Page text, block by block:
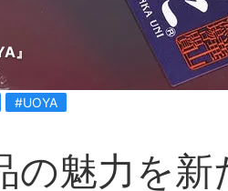
』
#UOYA
の魅力を新